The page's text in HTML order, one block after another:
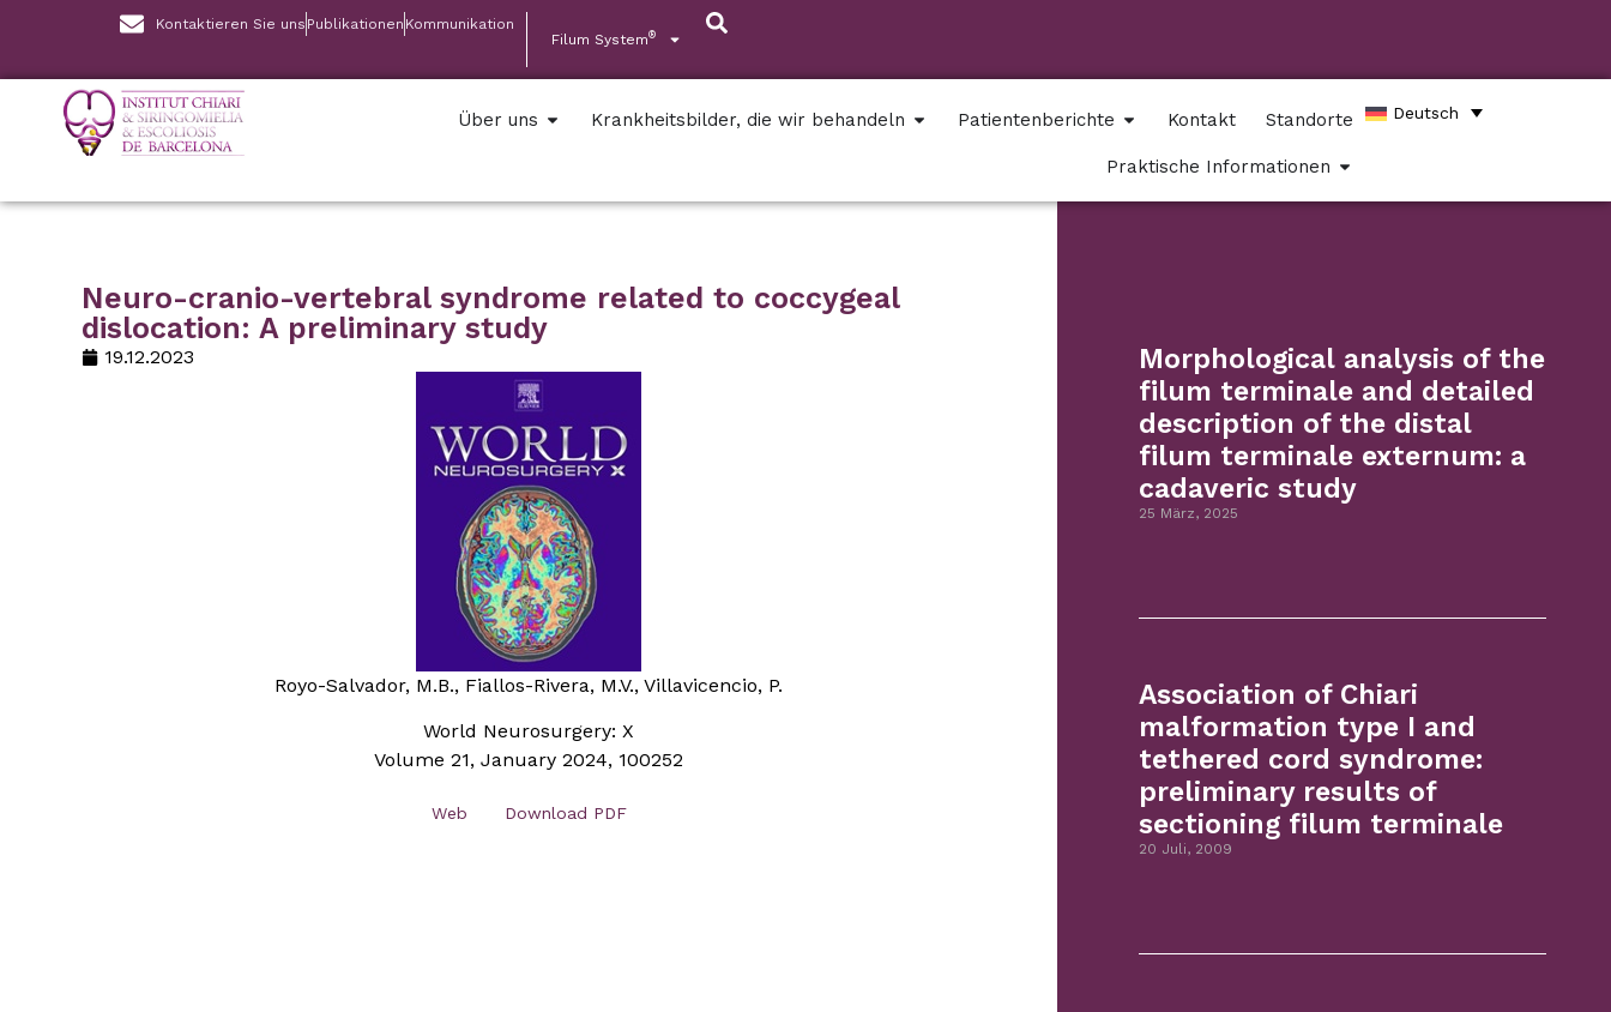
Kontaktieren Sie uns Publikationen Kommunikation
Filum System®
Über uns Krankheitsbilder, die wir behandeln Patientenberichte Kontakt Standorte
Praktische Informationen
Deutsch
Neuro-cranio-vertebral syndrome related to coccygeal
dislocation: A preliminary study
19.12.2023
Royo-Salvador, M.B., Fiallos-Rivera, M.V., Villavicencio, P.
World Neurosurgery: X
Volume 21, January 2024, 100252
Web Download PDF
Morphological analysis of the
filum terminale and detailed
description of the distal
filum terminale externum: a
cadaveric study
25 März, 2025
Association of Chiari
malformation type I and
tethered cord syndrome:
preliminary results of
sectioning filum terminale
20 Juli, 2009